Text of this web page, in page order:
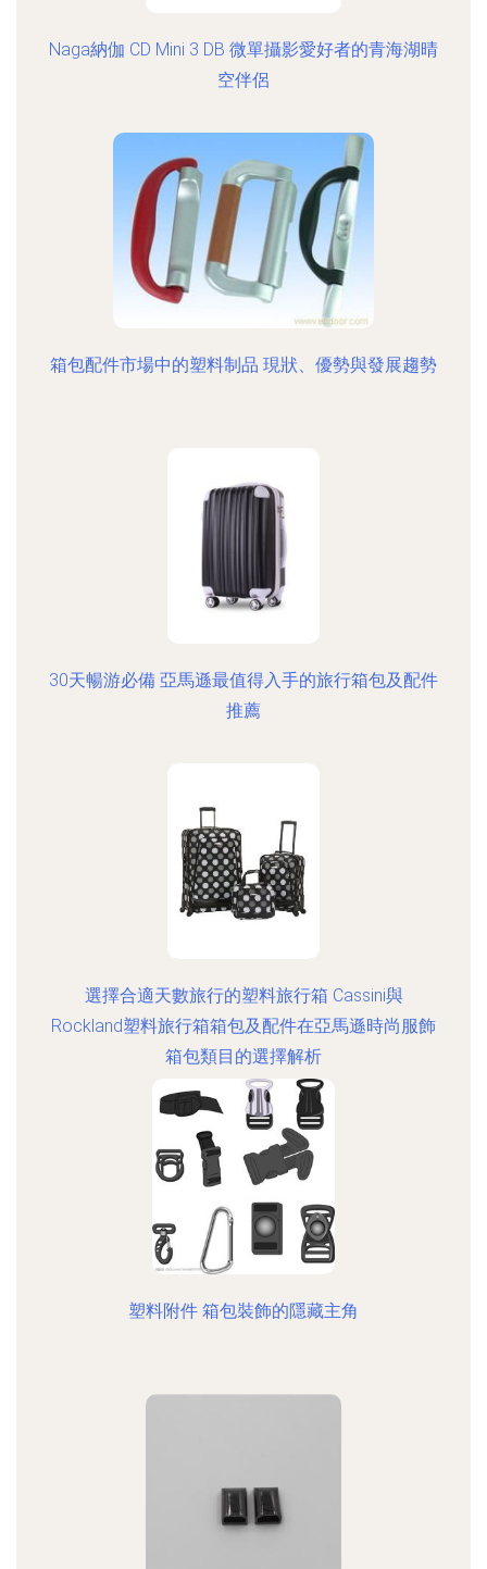
Naga納伽 CD Mini 3 DB 微單攝影愛好者的青海湖晴
空伴侶
箱包配件市場中的塑料制品 現狀、優勢與發展趨勢
30天暢游必備 亞馬遜最值得入手的旅行箱包及配件
推薦
選擇合適天數旅行的塑料旅行箱 Cassini與
Rockland塑料旅行箱箱包及配件在亞馬遜時尚服飾
箱包類目的選擇解析
塑料附件 箱包裝飾的隱藏主角